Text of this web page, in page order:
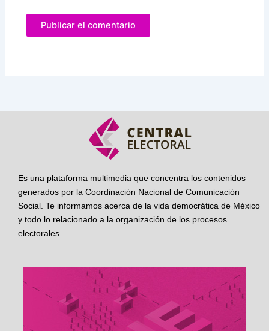
Es una plataforma multimedia que concentra los contenidos
generados por la Coordinación Nacional de Comunicación
Social. Te informamos acerca de la vida democrática de México
y todo lo relacionado a la organización de los procesos
electorales